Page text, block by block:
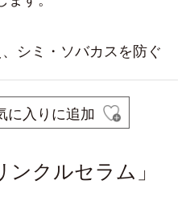
シミ・ソバカスを防ぐ
に入りに追加
ンクルセラム」